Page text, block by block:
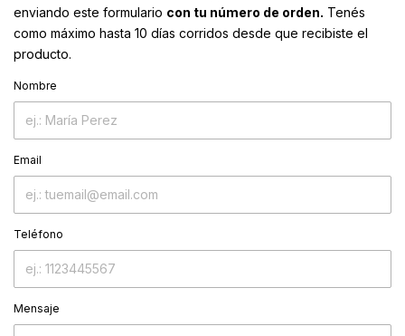
enviando este formulario con tu número de orden. Tenés
como máximo hasta 10 días corridos desde que recibiste el
producto.
Nombre
Email
Teléfono
Mensaje